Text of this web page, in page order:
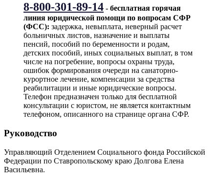
8-800-301-89-14 - бесплатная горячая
линия юридической помощи по вопросам CФР
(ФСС): задержка, невыплата, неверный расчет
больничных листов, назначение и выплаты
пенсий, пособий по беременности и родам,
детских пособий, иных социальных выплат, в том
числе на погребение, вопросы охраны труда,
ошибок формирования очереди на санаторно-
курортное лечение, компенсации за средства
реабилитации и иные юридические вопросы.
Телефон предназначен только для бесплатной
консультации с юристом, не является контактным
телефоном, описанного на странице органа СФР.
Руководство
Управляющий Отделением Социального фонда Российской
Федерации по Ставропольскому краю Долгова Елена
Васильевна.